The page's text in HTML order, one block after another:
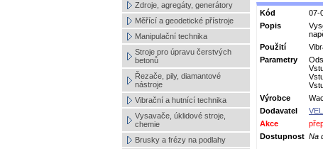
Zdroje, agregáty, generátory
Měřící a geodetické přístroje
Manipulační technika
Stroje pro úpravu čerstvých
betonů
Řezače, pily, diamantové
nástroje
Vibrační a hutnící technika
Vysavače, úklidové stroje,
chemie
Brusky a frézy na podlahy
Kód
07-
Popis
Použití
Parametry
Výrobce
Dodavatel
Akce
Dostupnost Na